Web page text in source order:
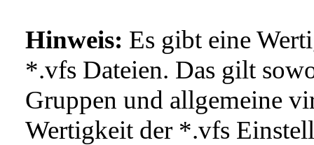
Hinweis: Es gibt eine
*.vfs Dateien. Das gilt
Gruppen und allgemeine
Wertigkeit der *.vfs